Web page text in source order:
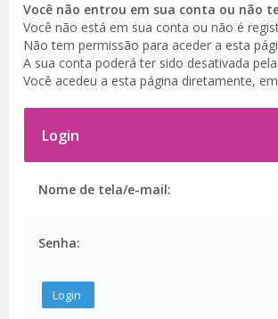
Você não entrou em sua conta ou não
Você não está em sua conta ou não é
Não tem permissão para aceder a esta
A sua conta poderá ter sido desativada
Você acedeu a esta página diretamente,
Login
Nome de tela/e-mail:
Senha: